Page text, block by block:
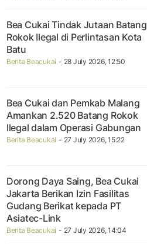
Bea Cukai Tindak Jutaan Batang
Rokok Ilegal di Perlintasan Kota
Batu
Berita Beacukai - 28 July 2026, 12:50
Bea Cukai dan Pemkab Malang
Amankan 2.520 Batang Rokok
Ilegal dalam Operasi Gabungan
Berita Beacukai - 27 July 2026, 15:22
Dorong Daya Saing, Bea Cukai
Jakarta Berikan Izin Fasilitas
Gudang Berikat kepada PT
Asiatec-Link
Berita Beacukai - 27 July 2026, 14:04